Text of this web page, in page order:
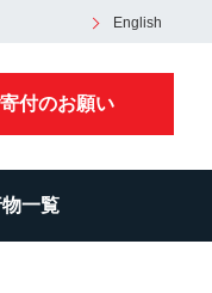
English
付のお願い
一覧